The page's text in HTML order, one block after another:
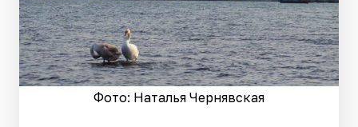
Фото: Наталья Чернявская